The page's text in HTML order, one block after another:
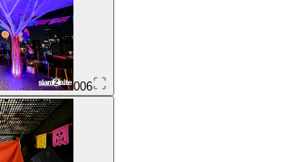
006